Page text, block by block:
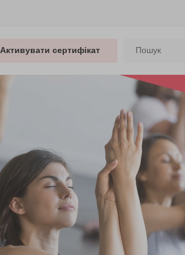
Активувати сертифікат